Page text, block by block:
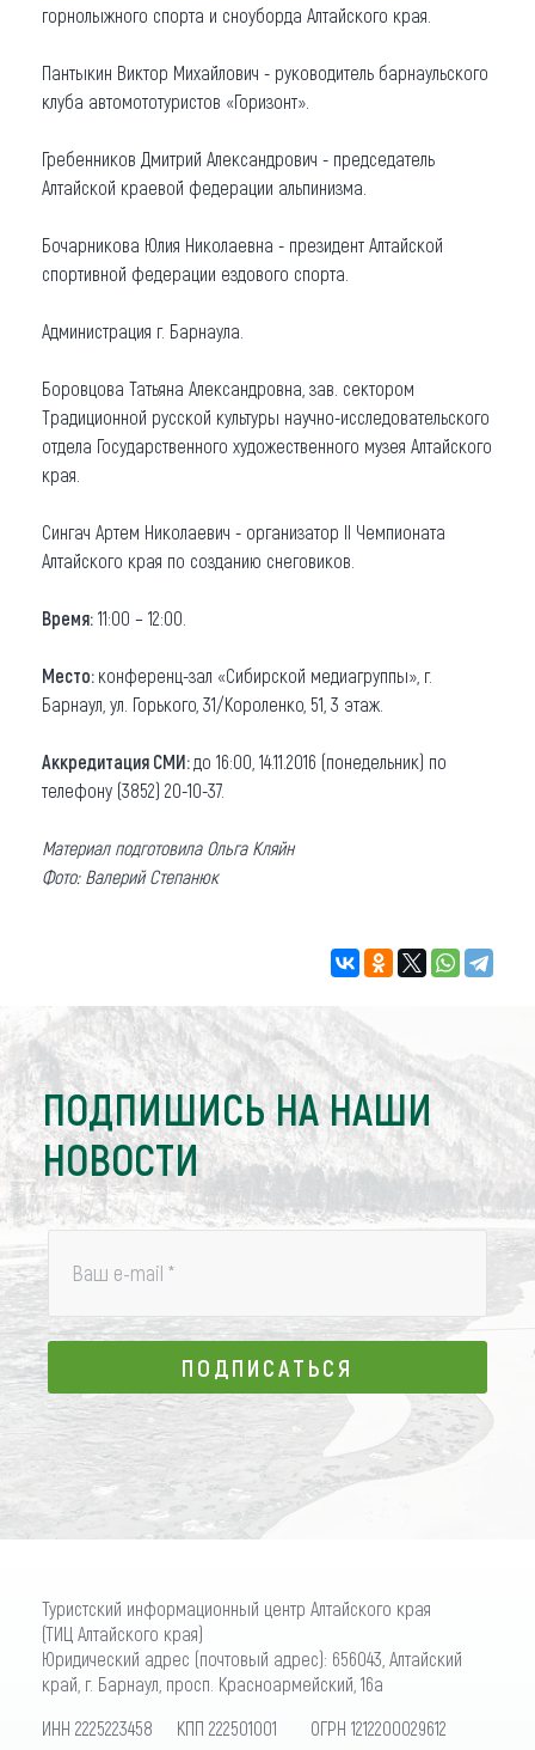
горнолыжного спорта и сноуборда Алтайского края.
Пантыкин Виктор Михайлович - руководитель барнаульского
клуба автомототуристов «Горизонт».
Гребенников Дмитрий Александрович - председатель
Алтайской краевой федерации альпинизма.
Бочарникова Юлия Николаевна - президент Алтайской
спортивной федерации ездового спорта.
Администрация г. Барнаула.
Боровцова Татьяна Александровна, зав. сектором
Традиционной русской культуры научно-исследовательского
отдела Государственного художественного музея Алтайского
края.
Сингач Артем Николаевич - организатор II Чемпионата
Алтайского края по созданию снеговиков.
Время: 11:00 – 12:00.
Место: конференц-зал «Сибирской медиагруппы», г.
Барнаул, ул. Горького, 31/Короленко, 51, 3 этаж.
Аккредитация СМИ:до 16:00, 14.11.2016 (понедельник) по
телефону (3852) 20-10-37.
Материал подготовила Ольга Кляйн
Фото: Валерий Степанюк
ПОДПИШИСЬ НА НАШИ
НОВОСТИ
Ваш e-mail *
ПОДПИСАТЬСЯ
ПОДПИСАТЬСЯ
Туристский информационный центр Алтайского края
(ТИЦ Алтайского края)
Юридический адрес (почтовый адрес): 656043, Алтайский
край, г. Барнаул, просп. Красноармейский, 16а
ИНН 2225223458 КПП 222501001 ОГРН 1212200029612